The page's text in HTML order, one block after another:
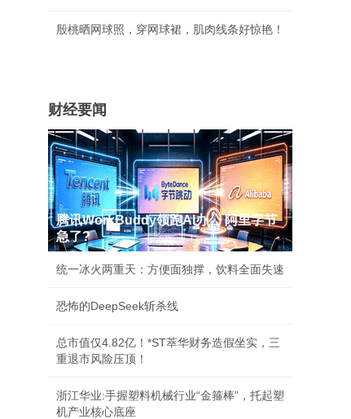
殷桃晒网球照，穿网球裙，肌肉线条好惊艳！
财经要闻
腾讯WorkBuddy领跑AI办公 阿里字节
急了?
统一冰火两重天：方便面独撑，饮料全面失速
恐怖的DeepSeek斩杀线
总市值仅4.82亿！*ST萃华财务造假坐实，三
重退市风险压顶！
浙江华业:手握塑料机械行业“金箍棒”，托起塑
机产业核心底座